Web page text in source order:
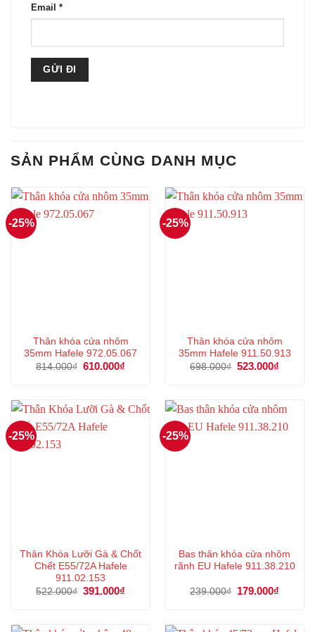
Email *
SẢN PHẨM CÙNG DANH MỤC
-25%
Thân khóa cửa nhôm
35mm Hafele 972.05.067
814.000₫ Giá
610.000₫
610.000₫.
-25%
Thân khóa cửa nhôm
35mm Hafele 911.50.913
698.000₫ Giá
523.000₫
-25%
Thân Khóa Lưỡi Gà & Chốt
Chết E55/72A Hafele
911.02.153
522.000₫ Giá
391.000₫
391.000₫.
-25%
Bas thân khóa cửa nhôm
rãnh EU Hafele 911.38.210
239.000₫
Giá
179.000₫